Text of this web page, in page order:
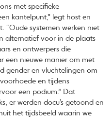
met specifieke
kantelpunt,” legt host en
“Oude systemen werken niet
alternatief voor in de plaats
en ontwerpers die
een nieuwe manier om met
gender en vluchtelingen om
en tijdens
een podium.” Dat
er werden docu’s getoond en
het tijdsbeeld waarin we